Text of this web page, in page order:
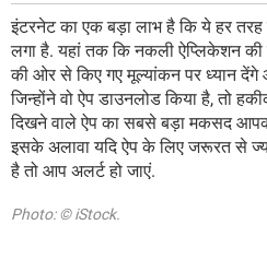
इंटरनेट का एक बड़ा लाभ है कि ये हर
लगा है. यहां तक कि नकली ऐप्लिकेशन
की ओर से किए गए मूल्यांकन पर ध्यान
जिन्होंने वो ऐप डाउनलोड किया है, तो
दिखने वाले ऐप का सबसे बड़ा मकसद आपकी
इसके अलावा यदि ऐप के लिए जरूरत से
है तो आप अलर्ट हो जाएं.
Photo: © iStock.